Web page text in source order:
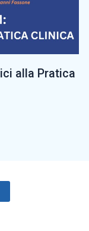
alla Pratica